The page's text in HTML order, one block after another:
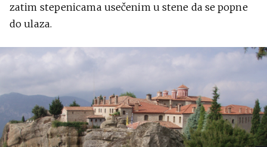
zatim stepenicama usečenim u stene da se popne
do ulaza.